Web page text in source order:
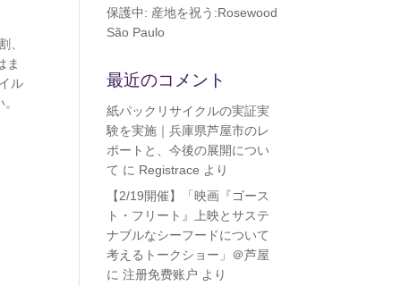
、
ま
ル
保護中: 産地を祝う:Rosewood
São Paulo
最近のコメント
紙パックリサイクルの実証実
験を実施｜兵庫県芦屋市のレ
ポートと、今後の展開につい
て に Registrace より
【2/19開催】「映画『ゴース
ト・フリート』上映とサステ
ナブルなシーフードについて
考えるトークショー」＠芦屋
に注册免费账户 より